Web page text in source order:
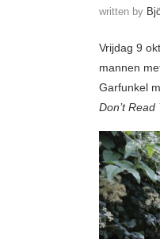
written by
Vrijdag 9
mannen
Garfunkel
Don’t